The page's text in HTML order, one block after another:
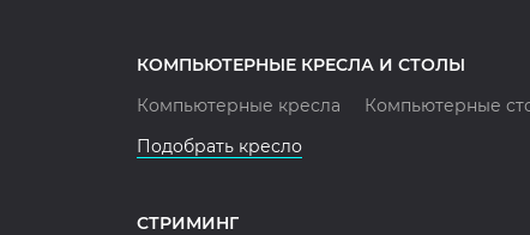
КОМПЬЮТЕРНЫЕ КРЕСЛА И СТОЛЫ
Компьютерные кресла
Компьютерные
Подобрать кресло
СТРИМИНГ